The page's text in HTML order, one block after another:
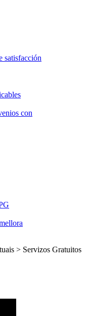
satisfacción
con
> Servizos Gratuitos